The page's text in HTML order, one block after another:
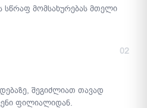
სწრაფ მომსახურებას მთელი
02
შეგიძლიათ თავად
ფილიალიდან.